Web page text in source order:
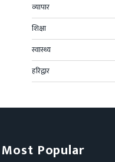
व्यापार
शिक्षा
स्वास्थ्य
हरिद्वार
Most Popular